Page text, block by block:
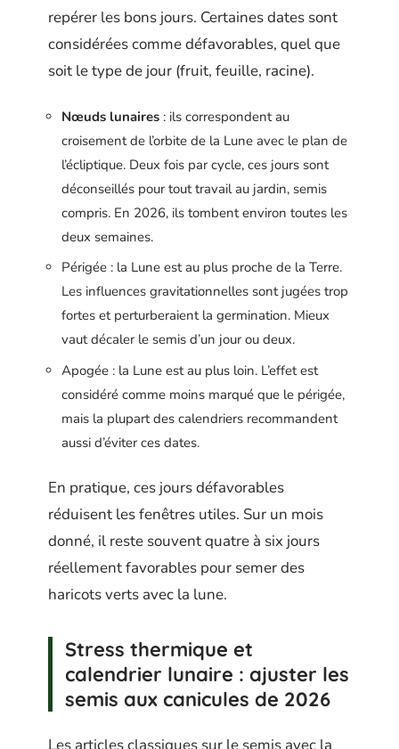
repérer les bons jours. Certaines dates sont
considérées comme défavorables, quel que
soit le type de jour (fruit, feuille, racine).
Nœuds lunaires : ils correspondent au
croisement de l’orbite de la Lune avec le plan de
l’écliptique. Deux fois par cycle, ces jours sont
déconseillés pour tout travail au jardin, semis
compris. En 2026, ils tombent environ toutes les
deux semaines.
Périgée : la Lune est au plus proche de la Terre.
Les influences gravitationnelles sont jugées trop
fortes et perturberaient la germination. Mieux
vaut décaler le semis d’un jour ou deux.
Apogée : la Lune est au plus loin. L’effet est
considéré comme moins marqué que le périgée,
mais la plupart des calendriers recommandent
aussi d’éviter ces dates.
En pratique, ces jours défavorables
réduisent les fenêtres utiles. Sur un mois
donné, il reste souvent quatre à six jours
réellement favorables pour semer des
haricots verts avec la lune.
Stress thermique et
calendrier lunaire : ajuster les
semis aux canicules de 2026
Les articles classiques sur le semis avec la